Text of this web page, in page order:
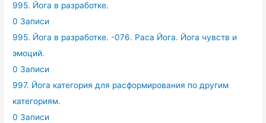
995. Йога в разработке.
0 Записи
995. Йога в разработке. -076. Раса Йога. Йога чувств и
эмоций.
0 Записи
997. Йога категория для расформирования по другим
категориям.
0 Записи